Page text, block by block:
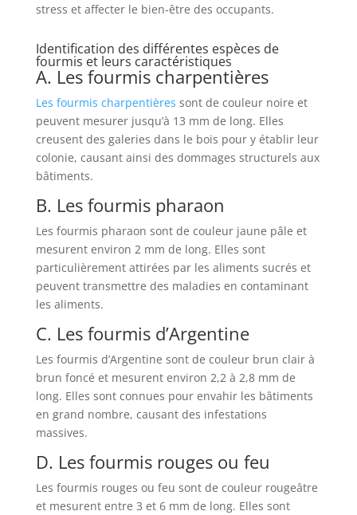
stress et affecter le bien-être des occupants.
Identification des différentes espèces de
fourmis et leurs caractéristiques
A. Les fourmis charpentières
Les fourmis charpentières sont de couleur noire et
peuvent mesurer jusqu’à 13 mm de long. Elles
creusent des galeries dans le bois pour y établir leur
colonie, causant ainsi des dommages structurels aux
bâtiments.
B. Les fourmis pharaon
Les fourmis pharaon sont de couleur jaune pâle et
mesurent environ 2 mm de long. Elles sont
particulièrement attirées par les aliments sucrés et
peuvent transmettre des maladies en contaminant
les aliments.
C. Les fourmis d’Argentine
Les fourmis d’Argentine sont de couleur brun clair à
brun foncé et mesurent environ 2,2 à 2,8 mm de
long. Elles sont connues pour envahir les bâtiments
en grand nombre, causant des infestations
massives.
D. Les fourmis rouges ou feu
Les fourmis rouges ou feu sont de couleur rougeâtre
et mesurent entre 3 et 6 mm de long. Elles sont